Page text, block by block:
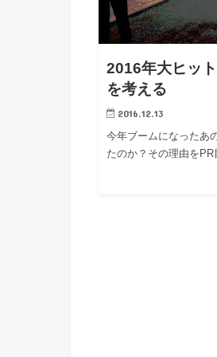
2016年大ヒッ
を考える
2016.12.13
今年ブームになったあ
たのか？その理由をPR